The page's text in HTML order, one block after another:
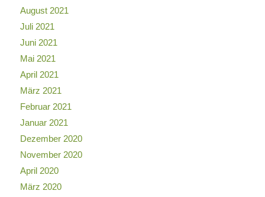
August 2021
Juli 2021
Juni 2021
Mai 2021
April 2021
März 2021
Februar 2021
Januar 2021
Dezember 2020
November 2020
April 2020
März 2020